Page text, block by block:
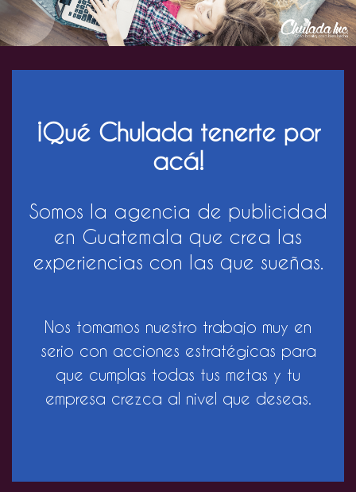
¡Qué Chulada tenerte por
acá!
Somos la agencia de publicidad
en Guatemala que crea las
experiencias con las que sueñas.
Nos tomamos nuestro trabajo muy en
serio con acciones estratégicas para
que cumplas todas tus metas y tu
empresa crezca al nivel que deseas.